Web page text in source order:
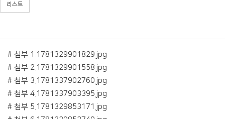
리스트
# 첨부 1.1781329901829.jpg
# 첨부 2.1781329901558.jpg
# 첨부 3.1781337902760.jpg
# 첨부 4.1781337903395.jpg
# 첨부 5.1781329853171.jpg